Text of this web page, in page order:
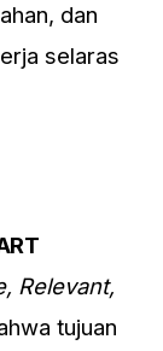
dan
selaras
Relevant,
tujuan